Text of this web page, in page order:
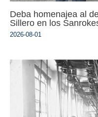
Deba homenajea al
Sillero en los
2026-08-01